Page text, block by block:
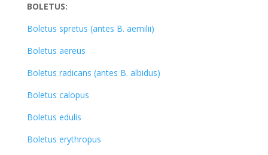
BOLETUS:
Boletus spretus (antes B. aemilii)
Boletus aereus
Boletus radicans (antes B. albidus)
Boletus calopus
Boletus edulis
Boletus erythropus